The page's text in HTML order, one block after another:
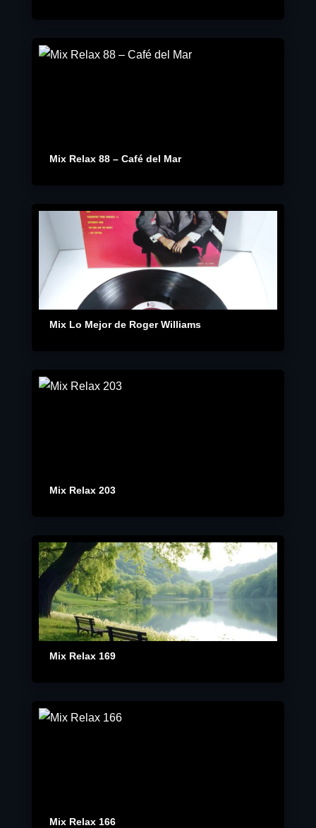
Mix Relax 88 – Café del Mar
Mix Lo Mejor de Roger Williams
Mix Relax 203
Mix Relax 169
Mix Relax 166